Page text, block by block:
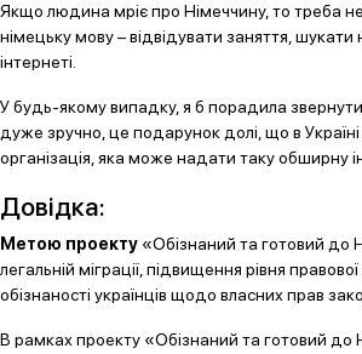
Якщо людина мріє про Німеччину, то треба не
німецьку мову – відвідувати заняття, шукати
інтернеті.
У будь-якому випадку, я б порадила
дуже зручно, це подарунок долі, що в Україні
організація, яка може надати таку обширну
Довідка:
Метою проекту «Обізнаний та готовий до
легальній міграції, підвищення рівня
обізнаності українців щодо власних прав
В рамках проекту «Обізнаний та готовий до